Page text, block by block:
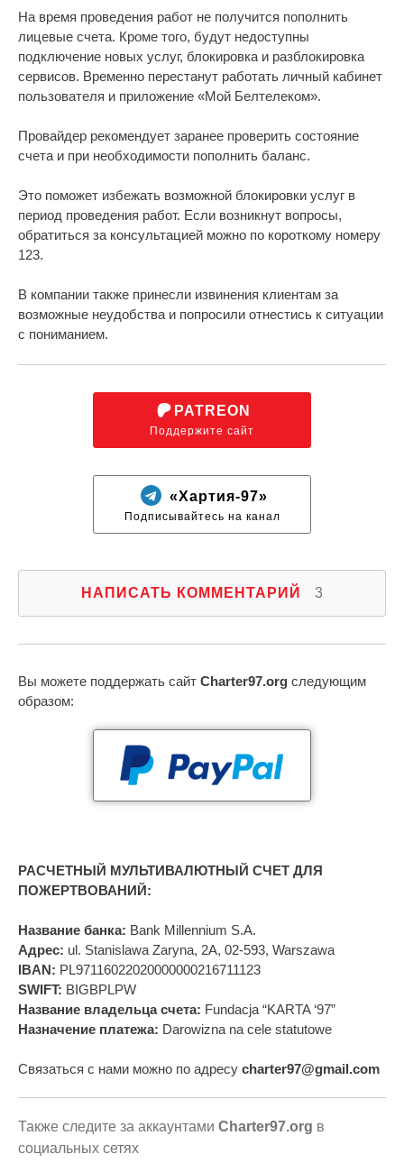
На время проведения работ не получится пополнить
лицевые счета. Кроме того, будут недоступны
подключение новых услуг, блокировка и разблокировка
сервисов. Временно перестанут работать личный кабинет
пользователя и приложение «Мой Белтелеком».
Провайдер рекомендует заранее проверить состояние
счета и при необходимости пополнить баланс.
Это поможет избежать возможной блокировки услуг в
период проведения работ. Если возникнут вопросы,
обратиться за консультацией можно по короткому номеру
123.
В компании также принесли извинения клиентам за
возможные неудобства и попросили отнестись к ситуации
с пониманием.
PATREON
Поддержите сайт
«Хартия-97»
Подписывайтесь на канал
НАПИСАТЬ КОММЕНТАРИЙ 3
Вы можете поддержать сайт Charter97.org следующим
образом:
РАСЧЕТНЫЙ МУЛЬТИВАЛЮТНЫЙ СЧЕТ ДЛЯ
ПОЖЕРТВОВАНИЙ:
Название банка: Bank Millennium S.A.
Адрес: ul. Stanislawa Zaryna, 2A, 02-593, Warszawa
IBAN: PL97116022020000000216711123
SWIFT: BIGBPLPW
Название владельца счета: Fundacja “KARTA ‘97”
Назначение платежа: Darowizna na cele statutowe
Связаться с нами можно по адресу charter97@gmail.com
Также следите за аккаунтами Charter97.org в
социальных сетях